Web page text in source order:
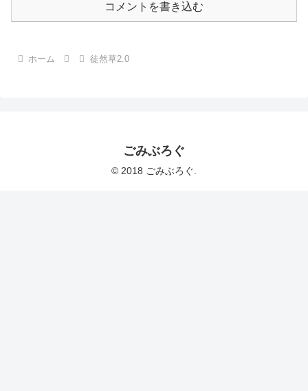
コメントを書き込む
ホーム 徒然草2.0
ごみぶろぐ
© 2018 ごみぶろぐ.